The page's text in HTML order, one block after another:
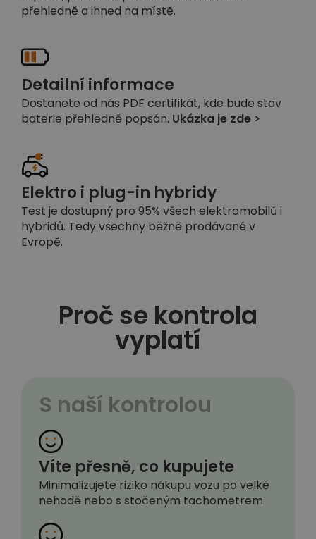
přehledně a ihned na místě.
Detailní informace
Dostanete od nás PDF certifikát, kde bude stav
baterie přehledně popsán. Ukázka je zde >
Elektro i plug-in hybridy
Test je dostupný pro 95% všech elektromobilů i
hybridů. Tedy všechny běžně prodávané v
Evropě.
Proč se kontrola
vyplatí
S naší kontrolou
Víte přesně, co kupujete
Minimalizujete riziko nákupu vozu po velké
nehodě nebo s stočeným tachometrem